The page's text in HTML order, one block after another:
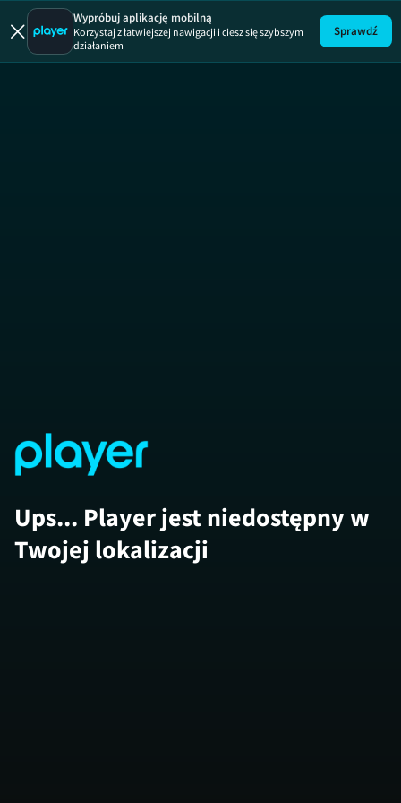
Wypróbuj aplikację mobilną
Korzystaj z łatwiejszej nawigacji i ciesz się szybszym
działaniem
Sprawdź
Ups... Player jest niedostępny w
Twojej lokalizacji